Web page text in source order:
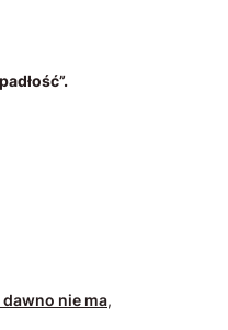
nie ma,